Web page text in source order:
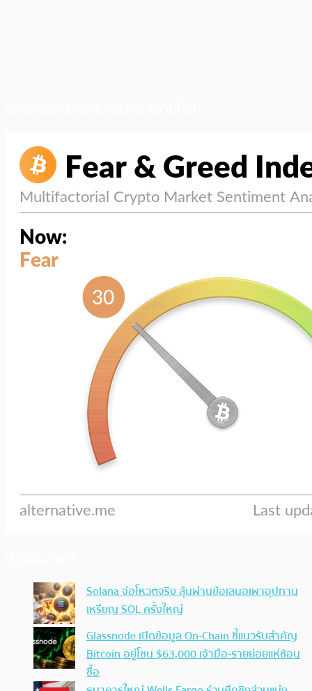
Solana จ่อโหวตจริง ลุ้นผ่านข้อเสนอเผาอุปทาน
เหรียญ SOL ครั้งใหญ่
Glassnode เปิดข้อมูล On-Chain ชี้แนวรับสำคัญ
Bitcoin อยู่โซน $63,000 เจ้ามือ-รายย่อยแห่ช้อน
ซื้อ